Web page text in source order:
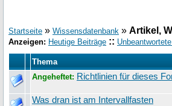
Startseite » Wissensdatenbank » Artikel,
Anzeigen: Heutige Beiträge ::
Thema
Angeheftet: Richtlinien für dieses
Was dran ist am Intervallfasten